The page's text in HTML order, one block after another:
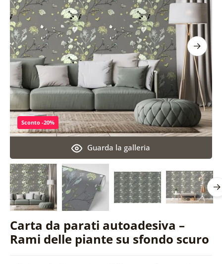
Carta da parati autoadesiva –
Rami delle piante su sfondo scuro
Guarda la galleria
Sconto -20%